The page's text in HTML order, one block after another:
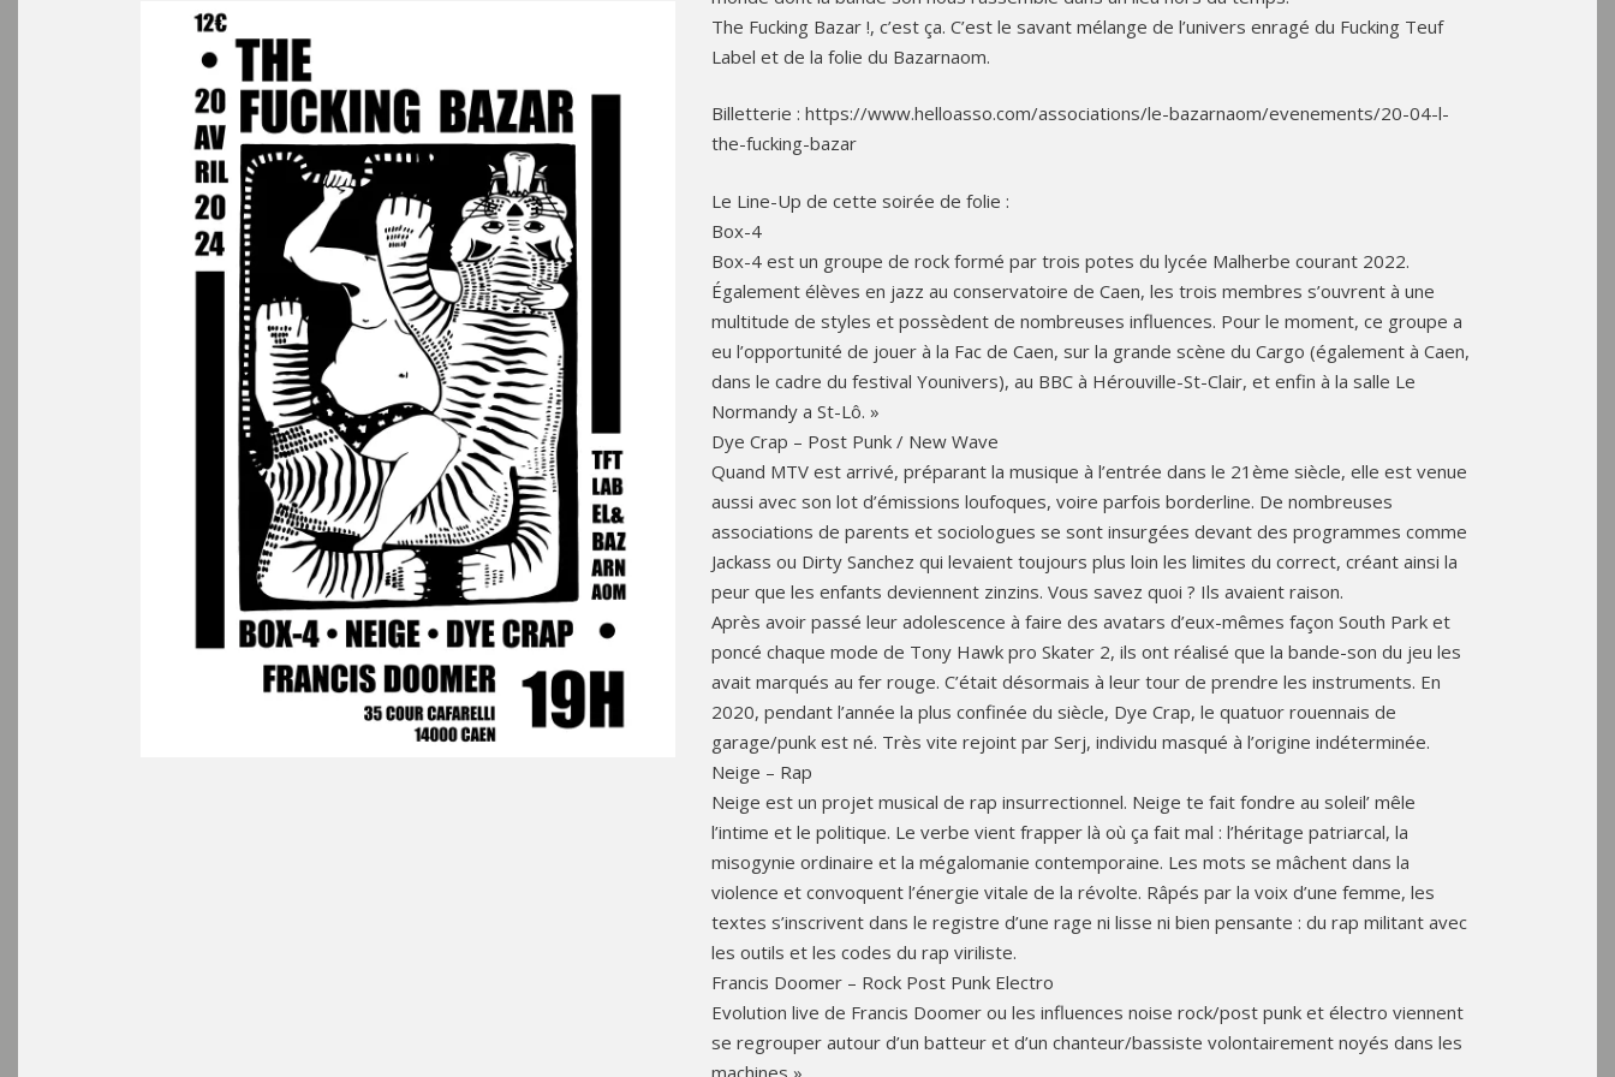
The Fucking Bazar !, c’est ça. C’est le savant mélange de l’univers enragé du Fucking Teuf
Label et de la folie du Bazarnaom.
Billetterie : https://www.helloasso.com/associations/le-bazarnaom/evenements/20-04-l-
the-fucking-bazar
Le Line-Up de cette soirée de folie :
Box-4
Box-4 est un groupe de rock formé par trois potes du lycée Malherbe courant 2022.
Également élèves en jazz au conservatoire de Caen, les trois membres s’ouvrent à une
multitude de styles et possèdent de nombreuses influences. Pour le moment, ce groupe a
eu l’opportunité de jouer à la Fac de Caen, sur la grande scène du Cargo (également à Caen,
dans le cadre du festival Younivers), au BBC à Hérouville-St-Clair, et enfin à la salle Le
Normandy a St-Lô. »
Dye Crap – Post Punk / New Wave
Quand MTV est arrivé, préparant la musique à l’entrée dans le 21ème siècle, elle est venue
aussi avec son lot d’émissions loufoques, voire parfois borderline. De nombreuses
associations de parents et sociologues se sont insurgées devant des programmes comme
Jackass ou Dirty Sanchez qui levaient toujours plus loin les limites du correct, créant ainsi la
peur que les enfants deviennent zinzins. Vous savez quoi ? Ils avaient raison.
Après avoir passé leur adolescence à faire des avatars d’eux-mêmes façon South Park et
poncé chaque mode de Tony Hawk pro Skater 2, ils ont réalisé que la bande-son du jeu les
avait marqués au fer rouge. C’était désormais à leur tour de prendre les instruments. En
2020, pendant l’année la plus confinée du siècle, Dye Crap, le quatuor rouennais de
garage/punk est né. Très vite rejoint par Serj, individu masqué à l’origine indéterminée.
Neige – Rap
Neige est un projet musical de rap insurrectionnel. Neige te fait fondre au soleil’ mêle
l’intime et le politique. Le verbe vient frapper là où ça fait mal : l’héritage patriarcal, la
misogynie ordinaire et la mégalomanie contemporaine. Les mots se mâchent dans la
violence et convoquent l’énergie vitale de la révolte. Râpés par la voix d’une femme, les
textes s’inscrivent dans le registre d’une rage ni lisse ni bien pensante : du rap militant avec
les outils et les codes du rap viriliste.
Francis Doomer – Rock Post Punk Electro
Evolution live de Francis Doomer ou les influences noise rock/post punk et électro viennent
se regrouper autour d’un batteur et d’un chanteur/bassiste volontairement noyés dans les
machines ».